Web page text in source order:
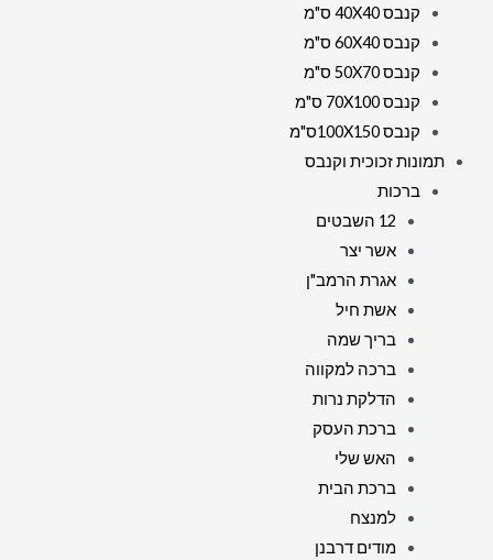
קנבס 40X40 ס"מ
קנבס 60X40 ס"מ
קנבס 50X70 ס"מ
קנבס 70X100 ס"מ
קנבס 100X150ס"מ
תמונות זכוכית וקנבס
ברכות
12 השבטים
אשר יצר
אגרת הרמב"ן
אשת חיל
בריך שמה
ברכה למקווה
הדלקת נרות
ברכת העסק
האש שלי
ברכת הבית
למנצח
מודים דרבנן